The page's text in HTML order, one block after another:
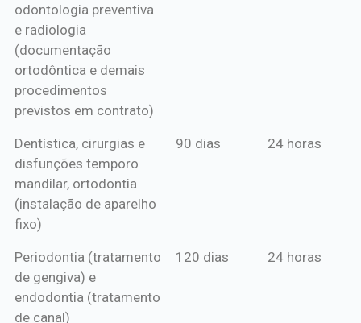
odontologia preventiva
e radiologia
(documentação
ortodôntica e demais
procedimentos
previstos em contrato)
Dentística, cirurgias e
disfunções temporo
mandilar, ortodontia
(instalação de aparelho
fixo)
90 dias 24 horas
Periodontia (tratamento
de gengiva) e
endodontia (tratamento
de canal)
120 dias 24 horas